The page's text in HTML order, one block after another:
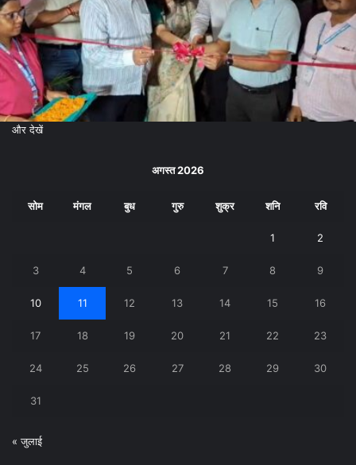
और देखें
अगस्त 2026
सोम मंगल बुध गुरु शुक्र शनि रवि
1 2
3 4 5 6 7 8 9
10 11 12 13 14 15 16
17 18 19 20 21 22 23
24 25 26 27 28 29 30
31
« जुलाई